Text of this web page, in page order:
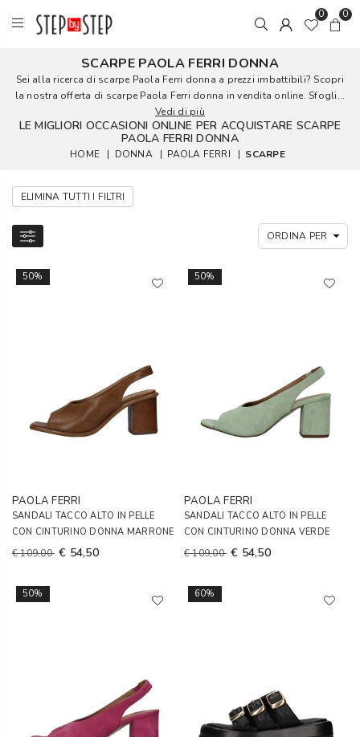
0 0
SCARPE PAOLA FERRI DONNA
Sei alla ricerca di scarpe Paola Ferri donna a prezzi imbattibili? Scopri
la nostra offerta di scarpe Paola Ferri donna in vendita online. Sfogli...
Vedi di più
LE MIGLIORI OCCASIONI ONLINE PER ACQUISTARE SCARPE
PAOLA FERRI DONNA
HOME | DONNA | PAOLA FERRI | SCARPE
ELIMINA TUTTI I FILTRI
50%
PAOLA FERRI
SANDALI TACCO ALTO IN PELLE
CON CINTURINO DONNA MARRONE
€ 109,00 € 54,50
50%
PAOLA FERRI
SANDALI TACCO ALTO IN PELLE
CON CINTURINO DONNA VERDE
€ 109,00 € 54,50
50% 60%